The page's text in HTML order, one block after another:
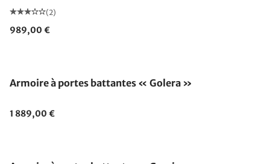
(2)
989,00 €
Armoire à portes battantes « Golera »
1 889,00 €